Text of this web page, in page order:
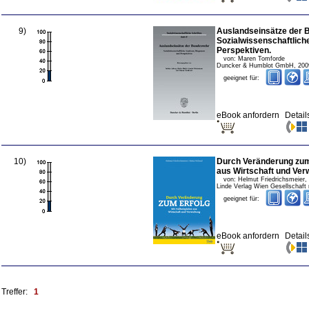
9)
Auslandseinsätze der
Perspektiven.
von: Maren Tomforde
Duncker & Humblot GmbH ,
geeignet für:
eBook anfordern
10)
Durch Veränderung
aus Wirtschaft und
von: Helmut
Linde Verlag Wien Gesellschaft
geeignet für:
eBook anfordern
Treffer: 1